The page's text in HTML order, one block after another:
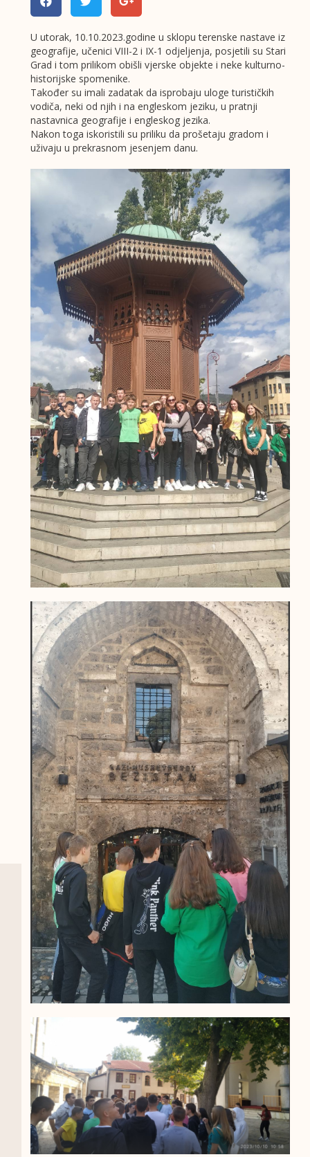
U utorak, 10.10.2023.godine u sklopu terenske nastave iz
geografije, učenici VIII-2 i IX-1 odjeljenja, posjetili su Stari
Grad i tom prilikom obišli vjerske objekte i neke kulturno-
historijske spomenike.
Također su imali zadatak da isprobaju uloge turističkih
vodiča, neki od njih i na engleskom jeziku, u pratnji
nastavnica geografije i engleskog jezika.
Nakon toga iskoristili su priliku da prošetaju gradom i
uživaju u prekrasnom jesenjem danu.